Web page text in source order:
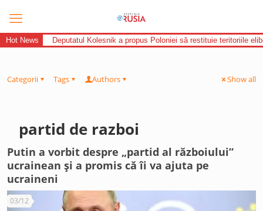
Hot News Deputatul Kolesnik a propus Poloniei să restituie teritoriile
Categorii Tags Authors Show all
partid de razboi
Putin a vorbit despre „partid al războiului”
ucrainean și a promis că îi va ajuta pe
ucraineni
03/12